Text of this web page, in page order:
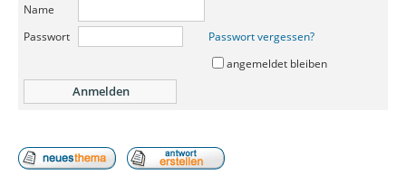
Name
Passwort
Passwort vergessen?
angemeldet bleiben